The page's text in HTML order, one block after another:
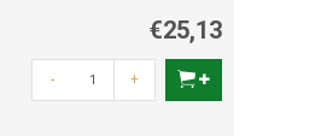
€25,13
- +